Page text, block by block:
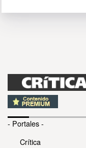
- Portales -
Crítica